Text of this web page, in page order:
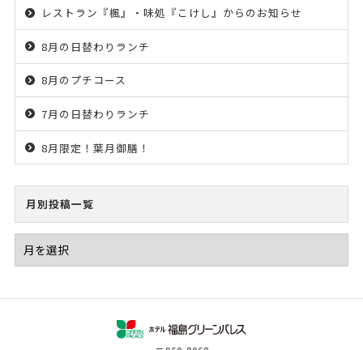
レストラン『楓』・味処『こけし』からのお知らせ
8月の日替わりランチ
8月のプチコース
7月の日替わりランチ
8月限定！葉月御膳！
月別投稿一覧